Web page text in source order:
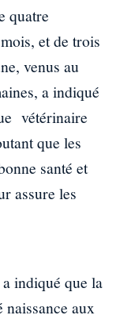
quatre
et de trois
venus au
a indiqué
vétérinaire
que les
santé et
assure les
indiqué que la
aux